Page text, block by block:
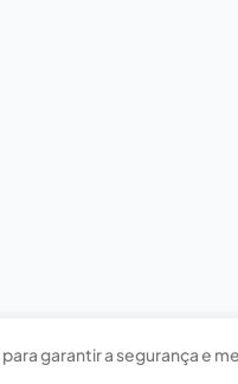
garantir a segurança e